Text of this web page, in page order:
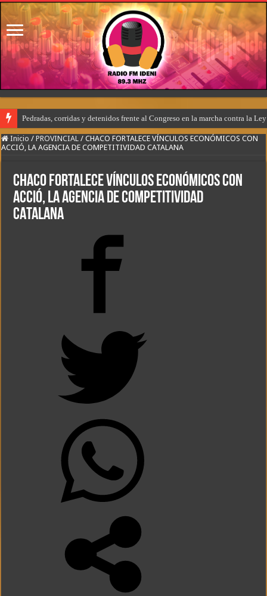
Pedradas, corridas y detenidos frente al Congreso en la marcha contra la
Inicio / PROVINCIAL / CHACO FORTALECE VÍNCULOS ECONÓMICOS CON
ACCIÓ, LA AGENCIA DE COMPETITIVIDAD CATALANA
CHACO FORTALECE VÍNCULOS ECONÓMICOS CON
ACCIÓ, LA AGENCIA DE COMPETITIVIDAD
CATALANA